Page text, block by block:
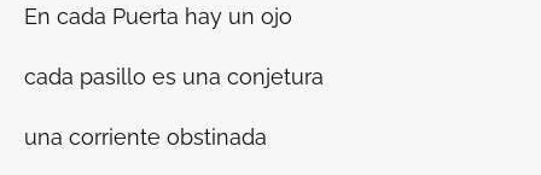
En cada Puerta hay un ojo
cada pasillo es una conjetura
una corriente obstinada